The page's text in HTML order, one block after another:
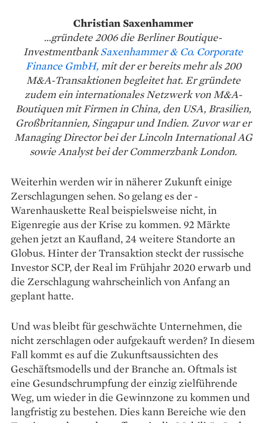
Christian Saxenhammer
...gründete 2006 die Berliner Boutique-
InvestmentbankSaxenhammer & Co. Corporate
Finance GmbH,mit der er bereits mehr als 200
M&A-Transaktionen begleitet hat. Er gründete
zudem ein internationales Netzwerk von M&A-
Boutiquen mit Firmen in China, den USA, Brasilien,
Großbritannien, Singapur und Indien. Zuvor war er
Managing Director bei der Lincoln International AG
sowie Analyst bei der Commerzbank London.
Weiterhin werden wir in näherer Zukunft ­einige
Zerschlagungen sehen. So gelang es der ­
Warenhauskette Real beispielsweise nicht, in
Eigenregie aus der Krise zu kommen. 92 Märkte
gehen jetzt an Kaufland, 24 weitere Stand­orte an
Globus. Hinter der Transaktion steckt der russische
Investor SCP, der Real im Frühjahr 2020 erwarb und
die Zerschlagung wahrscheinlich von Anfang an
geplant hatte.
Und was bleibt für geschwächte Unternehmen, die
nicht zerschlagen oder aufgekauft werden? In diesem
Fall kommt es auf die Zukunftsaussichten des
Geschäftsmodells und der Branche an. Oftmals ist
eine Gesundschrumpfung der einzig zielführende
Weg, um wieder in die Gewinnzone zu kommen und
langfristig zu bestehen. Dies kann Bereiche wie den